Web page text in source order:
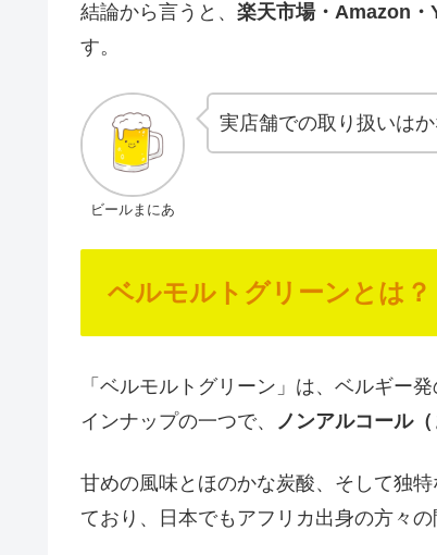
結論から言うと、 楽天市場・Amazon・
す。
ビールまにあ
実店舗での取り扱いは
ベルモルトグリーンとは？
「ベルモルトグリーン」は、ベルギー
インナップの一つで、
ノンアルコール
甘めの風味とほのかな炭酸、そして独
ており、日本でもアフリカ出身の方々の